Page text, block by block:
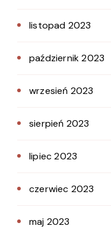
listopad 2023
październik 2023
wrzesień 2023
sierpień 2023
lipiec 2023
czerwiec 2023
maj 2023